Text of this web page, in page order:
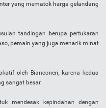
yang mematok harga gelandang
tandingan berupa pertukaran
pemain yang juga menarik minat
oleh Bianconeri, karena kedua
sangat besar.
mendesak kepindahan dengan